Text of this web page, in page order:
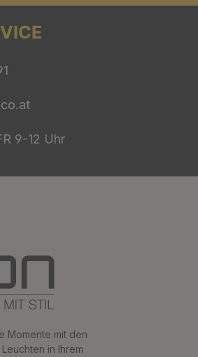
9-12 Uhr
Momente mit den
in Ihrem